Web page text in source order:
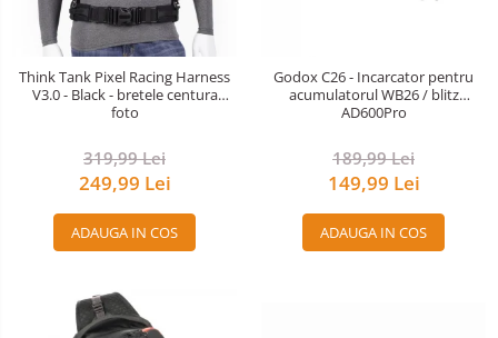
Think Tank Pixel Racing Harness
V3.0 - Black - bretele centura
foto
319,99 Lei
249,99 Lei
ADAUGA IN COS
Godox C26 - Incarcator pentru
acumulatorul WB26 / blitz
AD600Pro
189,99 Lei
149,99 Lei
ADAUGA IN COS